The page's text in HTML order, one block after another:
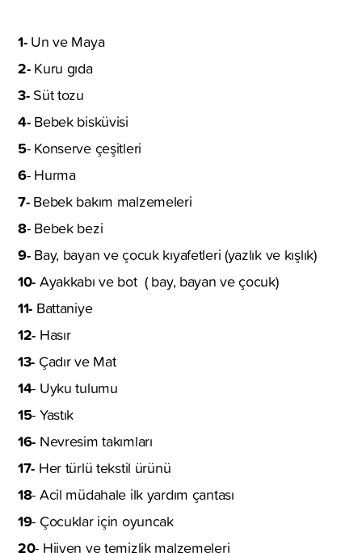
1- Un ve Maya
2- Kuru gıda
3-Süt tozu
4- Bebek bisküvisi
5- Konserve çeşitleri
6- Hurma
7- Bebek bakım malzemeleri
8- Bebek bezi
9-Bay, bayan ve çocuk kıyafetleri (yazlık ve kışlık)
10- Ayakkabı ve bot ( bay, bayan ve çocuk)
11- Battaniye
12- Hasır
13- Çadır ve Mat
14- Uyku tulumu
15- Yastık
16- Nevresim takımları
17- Her türlü tekstil ürünü
18- Acil müdahale ilk yardım çantası
19- Çocuklar için oyuncak
20- Hijyen ve temizlik malzemeleri